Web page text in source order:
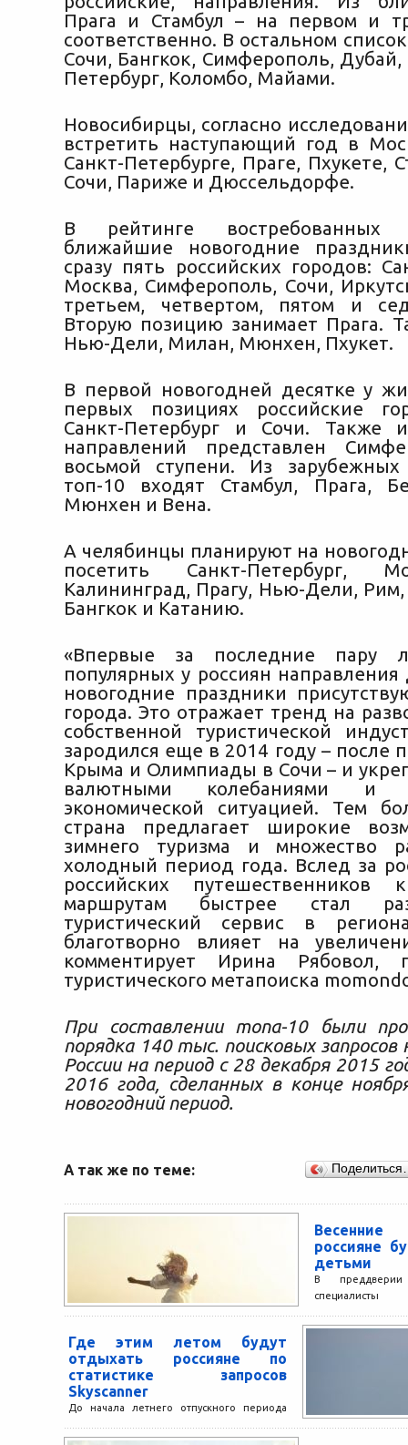
Прага и Стамбул – на первом и
соответственно. В остальном
Сочи, Бангкок, Симферополь, Дубай,
Петербург, Коломбо, Майами.
Новосибирцы, согласно
встретить наступающий год в
Санкт-Петербурге, Праге, Пхукете,
Сочи, Париже и Дюссельдорфе.
В рейтинге
ближайшие новогодние
сразу пять российских городов:
Москва, Симферополь, Сочи,
третьем, четвертом, пятом и
Вторую позицию занимает Прага.
Нью-Дели, Милан, Мюнхен, Пхукет.
В первой новогодней десятке у
первых позициях российские
Санкт-Петербург и Сочи. Также
направлений представлен
восьмой ступени. Из
топ-10 входят Стамбул, Прага,
Мюнхен и Вена.
А челябинцы планируют на
посетить Санкт-Петербург,
Калининград, Прагу, Нью-Дели,
Бангкок и Катанию.
«Впервые за последние пару
популярных у россиян
новогодние праздники
города. Это отражает тренд на
собственной туристической
зародился еще в 2014 году – после
Крыма и Олимпиады в Сочи – и
валютными колебаниями и
экономической ситуацией. Тем
страна предлагает широкие
зимнего туризма и множество
холодный период года. Вслед за
российских путешественников
маршрутам быстрее стал
туристический сервис в
благотворно влияет на
комментирует Ирина Рябовол,
туристического метапоиска
При составлении топа-10 были
порядка 140 тыс. поисковых
России на период с 28 декабря 2015
2016 года, сделанных в конце
новогодний период.
А так же по теме:
Весенние
россияне
детьми
В
составили топ-
Где этим летом будут
отдыхать россияне по
статистике запросов
Skyscanner
До начала летнего отпускного периода
российские путешественники уже